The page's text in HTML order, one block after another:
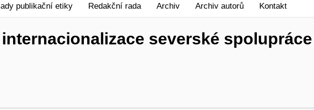
publikační etiky Redakční rada Archiv Archiv autorů Kontakt
severské spolupráce